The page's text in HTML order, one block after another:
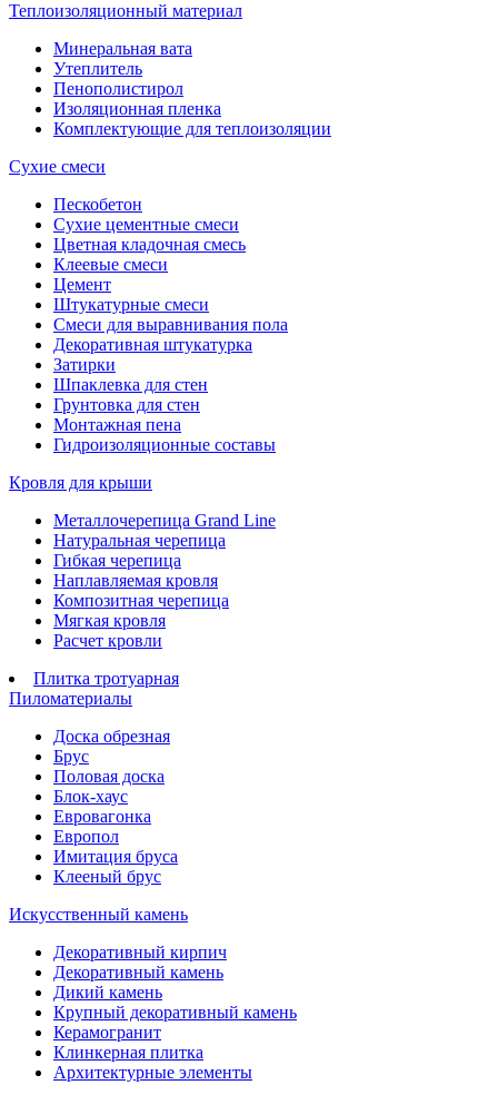
Теплоизоляционный материал
Минеральная вата
Утеплитель
Пенополистирол
Изоляционная пленка
Комплектующие для теплоизоляции
Сухие смеси
Пескобетон
Сухие цементные смеси
Цветная кладочная смесь
Клеевые смеси
Цемент
Штукатурные смеси
Смеси для выравнивания пола
Декоративная штукатурка
Затирки
Шпаклевка для стен
Грунтовка для стен
Монтажная пена
Гидроизоляционные составы
Кровля для крыши
Металлочерепица Grand Line
Натуральная черепица
Гибкая черепица
Наплавляемая кровля
Композитная черепица
Мягкая кровля
Расчет кровли
Плитка тротуарная
Пиломатериалы
Доска обрезная
Брус
Половая доска
Блок-хаус
Евровагонка
Европол
Имитация бруса
Клееный брус
Искусственный камень
Декоративный кирпич
Декоративный камень
Дикий камень
Крупный декоративный камень
Керамогранит
Клинкерная плитка
Архитектурные элементы